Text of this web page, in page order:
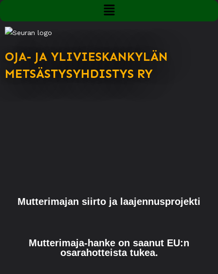
OJA- JA YLIVIESKANKYLÄN
METSÄSTYSYHDISTYS RY
Mutterimajan siirto ja laajennusprojekti
Mutterimaja-hanke on saanut EU:n
osarahotteista tukea.